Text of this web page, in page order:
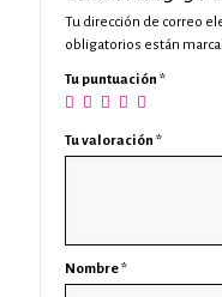
Tu dirección de correo
obligatorios están
Tu puntuación *
Tu valoración *
Nombre*